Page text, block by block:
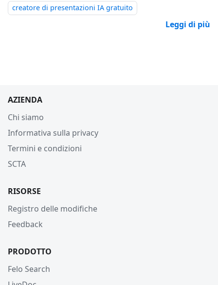
creatore di presentazioni IA gratuito
Leggi di più
AZIENDA
Chi siamo
Informativa sulla privacy
Termini e condizioni
SCTA
RISORSE
Registro delle modifiche
Feedback
PRODOTTO
Felo Search